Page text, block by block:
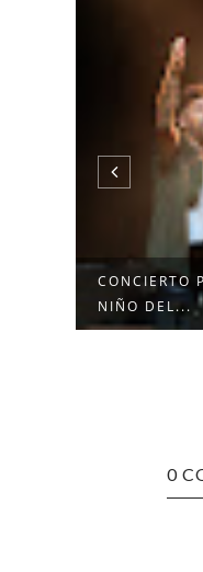
CONCIERTO
NIÑO DEL...
0